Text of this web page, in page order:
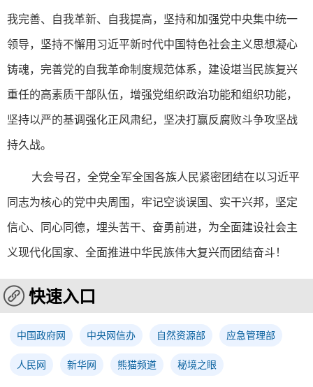
我完善、自我革新、自我提高，坚持和加强党中央集中统一
领导，坚持不懈用习近平新时代中国特色社会主义思想凝心
铸魂，完善党的自我革命制度规范体系，建设堪当民族复兴
重任的高素质干部队伍，增强党组织政治功能和组织功能，
坚持以严的基调强化正风肃纪，坚决打赢反腐败斗争攻坚战
持久战。
大会号召，全党全军全国各族人民紧密团结在以习近平
同志为核心的党中央周围，牢记空谈误国、实干兴邦，坚定
信心、同心同德，埋头苦干、奋勇前进，为全面建设社会主
义现代化国家、全面推进中华民族伟大复兴而团结奋斗！
快速入口
中国政府网 中央网信办 自然资源部 应急管理部
人民网 新华网 熊猫频道 秘境之眼